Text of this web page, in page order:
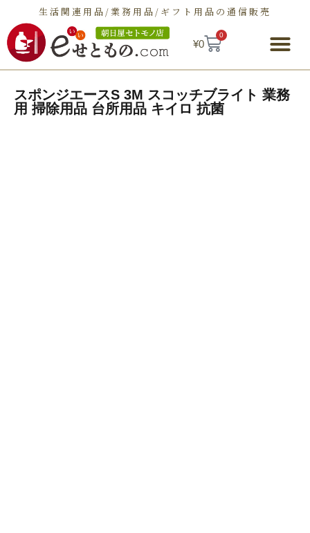
生活関連用品/業務用品/ギフト用品の通信販売
¥0
0
スポンジエースS 3M スコッチブライト 業務
用 掃除用品 台所用品 キイロ 抗菌